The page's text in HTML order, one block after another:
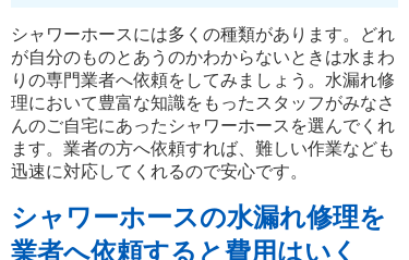
シャワーホースには多くの種類があります。どれ
が自分のものとあうのかわからないときは水まわ
りの専門業者へ依頼をしてみましょう。水漏れ修
理において豊富な知識をもったスタッフがみなさ
んのご自宅にあったシャワーホースを選んでくれ
ます。業者の方へ依頼すれば、難しい作業なども
迅速に対応してくれるので安心です。
シャワーホースの水漏れ修理を
業者へ依頼すると費用はいく